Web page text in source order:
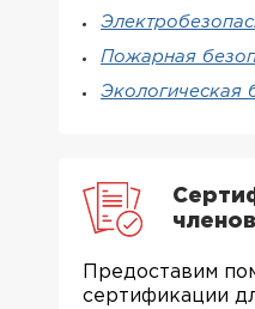
Пожарная
Экологическая
Предоставим
сертификации